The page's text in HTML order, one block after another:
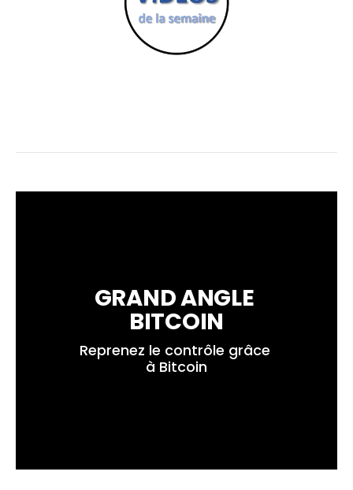
GRAND ANGLE
BITCOIN
Reprenez le contrôle grâce
à Bitcoin